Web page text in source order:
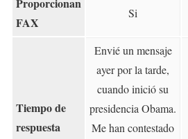
FAX
Si
Tiempo de
respuesta
Envié un mensaje
ayer por la tarde,
cuando inició su
presidencia Obama.
Me han contestado